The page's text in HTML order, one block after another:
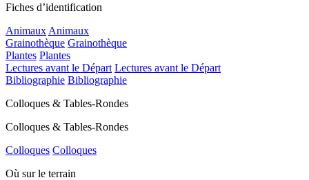
Fiches d’identification
Animaux Animaux
Grainothèque Grainothèque
Plantes Plantes
Lectures avant le Départ Lectures avant le Départ
Bibliographie Bibliographie
Colloques & Tables-Rondes
Colloques & Tables-Rondes
Colloques Colloques
Où sur le terrain